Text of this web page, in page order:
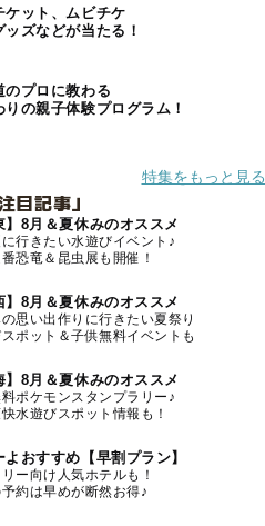
ケット、ムビチケ
ッズなどが当たる！
のプロに教わる
りの親子体験プログラム！
特集をもっと見る
目記事」
】8月＆夏休みのオススメ
行きたい水遊びイベント♪
恐竜＆昆虫展も開催！
】8月＆夏休みのオススメ
思い出作りに行きたい夏祭り
ポット＆子供無料イベントも
】8月＆夏休みのオススメ
ポケモンスタンプラリー♪
水遊びスポット情報も！
よおすすめ【早割プラン】
ー向け人気ホテルも！
約は早めが断然お得♪